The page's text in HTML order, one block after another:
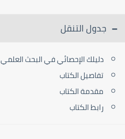
جدول التنقل
دليلك الإحصائي في البحث العلمي SPSS
تفاصيل الكتاب
مقدمة الكتاب
رابط الكتاب